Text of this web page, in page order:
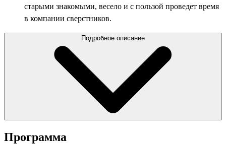
старыми знакомыми, весело и с пользой проведет время
в компании сверстников.
Подробное описание
Программа